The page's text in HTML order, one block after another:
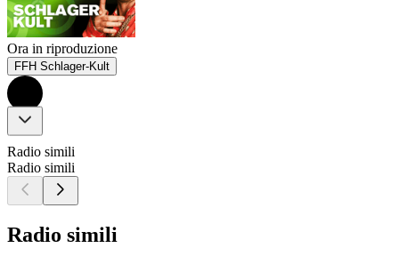
Ora in riproduzione
FFH Schlager-Kult
Radio simili
Radio simili
Radio simili